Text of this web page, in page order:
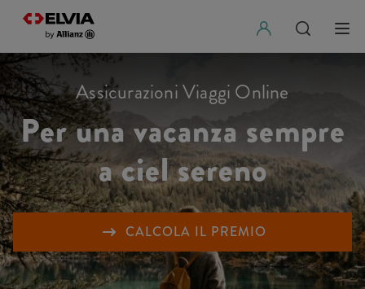
Assicurazioni Viaggi Online
Per una vacanza sempre
a ciel sereno
CALCOLA IL PREMIO